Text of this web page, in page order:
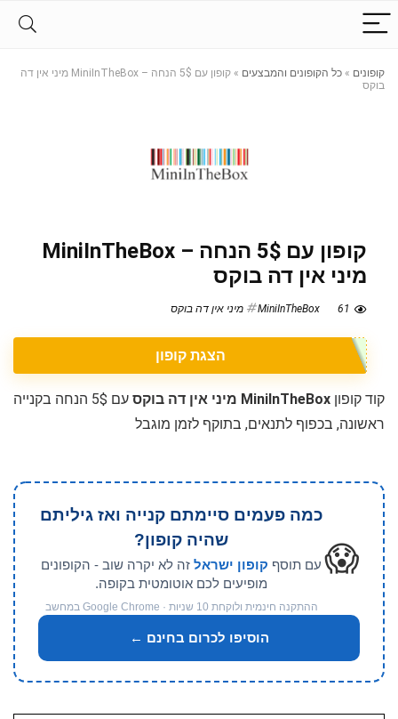
קופונים » כל הקופונים והמבצעים »
קופון עם 5$ הנחה – MiniInTheBox מיני אין דה
בוקס
קופון עם 5$ הנחה – MiniInTheBox
מיני אין דה בוקס
61 MiniInTheBox מיני אין דה בוקס
הצגת קופון
קוד קופון MiniInTheBox מיני אין דה בוקס
עם 5$ הנחה בקנייה
ראשונה, בכפוף לתנאים, בתוקף לזמן מוגבל
😱
כמה פעמים סיימתם קנייה ואז גיליתם
שהיה קופון?
עם תוסף קופון ישראל זה לא יקרה שוב - הקופונים
מופיעים לכם אוטומטית בקופה.
ההתקנה חינמית ולוקחת 10 שניות · Google Chrome במחשב
הוסיפו לכרום בחינם ←